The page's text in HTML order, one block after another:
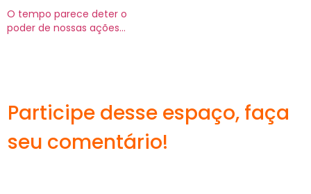
O tempo parece deter o
poder de nossas ações…
Participe desse espaço, faça
seu comentário!